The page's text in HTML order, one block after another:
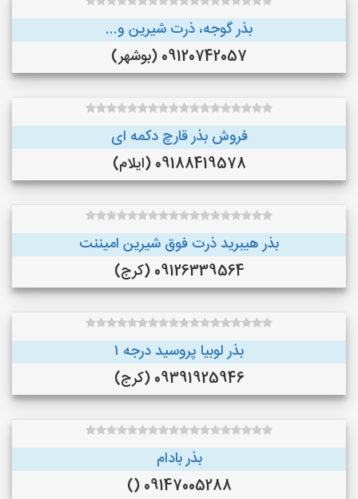
بذر گوجه، ذرت شیرین و...
09120742057 (بوشهر)
فروش بذر قارچ دکمه ای
09188419578 (ایلام)
بذر هیبرید ذرت فوق شیرین امیننت
09126339564 (کرج)
بذر لوبیا پروسید درجه ۱
09391925946 (کرج)
بذر بادام
09147005288 ()